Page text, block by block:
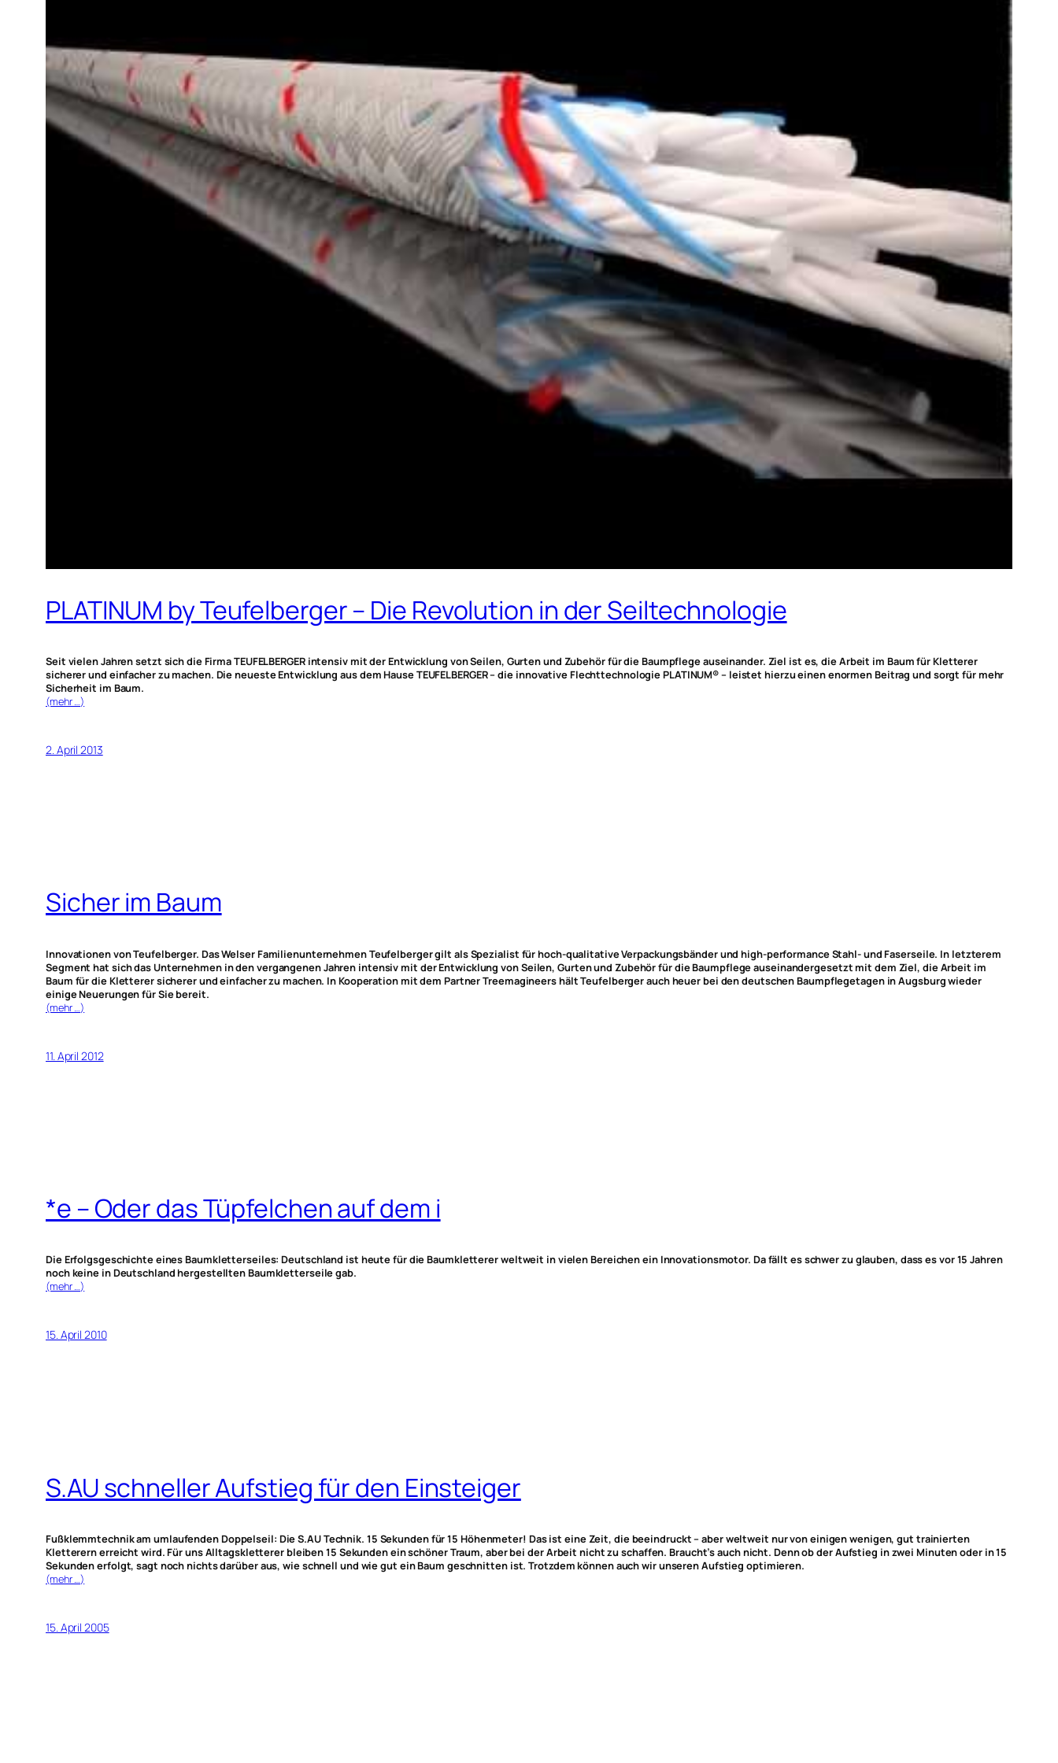
PLATINUM by Teufelberger – Die Revolution in der Seiltechnologie
Seit vielen Jahren setzt sich die Firma TEUFELBERGER intensiv mit der Entwicklung von Seilen, Gurten und Zubehör für die Baumpflege auseinander. Ziel ist es, die Arbeit im Baum für Kletterer
sicherer und einfacher zu machen. Die neueste Entwicklung aus dem Hause TEUFELBERGER – die innovative Flechttechnologie PLATINUM® – leistet hierzu einen enormen Beitrag und sorgt für mehr
Sicherheit im Baum.
(mehr …)
2. April 2013
Sicher im Baum
Innovationen von Teufelberger. Das Welser Familienunternehmen Teufelberger gilt als Spezialist für hoch-qualitative Verpackungsbänder und high-performance Stahl- und Faserseile. In letzterem
Segment hat sich das Unternehmen in den vergangenen Jahren intensiv mit der Entwicklung von Seilen, Gurten und Zubehör für die Baumpflege auseinandergesetzt mit dem Ziel, die Arbeit im
Baum für die Kletterer sicherer und einfacher zu machen. In Kooperation mit dem Partner Treemagineers hält Teufelberger auch heuer bei den deutschen Baumpflegetagen in Augsburg wieder
einige Neuerungen für Sie bereit.
(mehr …)
11. April 2012
*e – Oder das Tüpfelchen auf dem i
Die Erfolgsgeschichte eines Baumkletterseiles: Deutschland ist heute für die Baumkletterer weltweit in vielen Bereichen ein Innovationsmotor. Da fällt es schwer zu glauben, dass es vor 15 Jahren
noch keine in Deutschland hergestellten Baumkletterseile gab.
(mehr …)
15. April 2010
S.AU schneller Aufstieg für den Einsteiger
Fußklemmtechnik am umlaufenden Doppelseil: Die S.AU Technik. 15 Sekunden für 15 Höhenmeter! Das ist eine Zeit, die beeindruckt – aber weltweit nur von einigen wenigen, gut trainierten
Kletterern erreicht wird. Für uns Alltagskletterer bleiben 15 Sekunden ein schöner Traum, aber bei der Arbeit nicht zu schaffen. Braucht’s auch nicht. Denn ob der Aufstieg in zwei Minuten oder in 15
Sekunden erfolgt, sagt noch nichts darüber aus, wie schnell und wie gut ein Baum geschnitten ist. Trotzdem können auch wir unseren Aufstieg optimieren.
(mehr …)
15. April 2005